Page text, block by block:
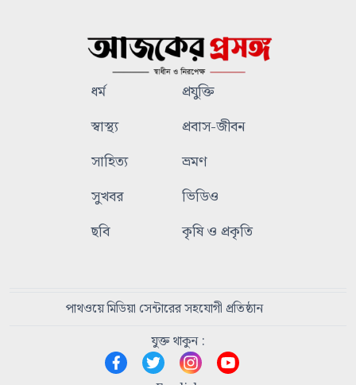
ধর্ম
প্রযুক্তি
স্বাস্থ্য
প্রবাস-জীবন
সাহিত্য
ভ্রমণ
সুখবর
ভিডিও
ছবি
কৃষি ও প্রকৃতি
পাথওয়ে মিডিয়া সেন্টারের সহযোগী প্রতিষ্ঠান
যুক্ত থাকুন :